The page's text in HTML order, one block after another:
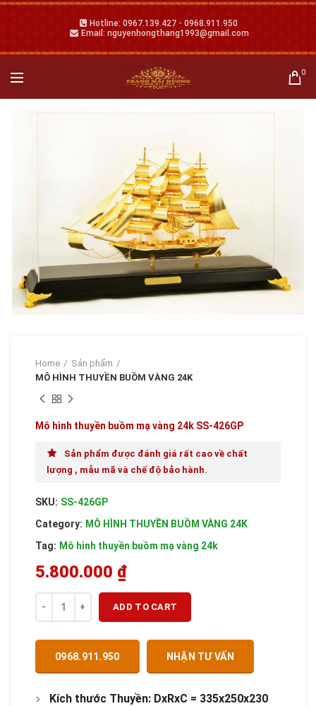
Hotline: 0967.139.427 - 0968.911.950
Email: nguyenhongthang1993@gmail.com
0
Home
Sản phẩm
MÔ HÌNH THUYỀN BUỒM VÀNG 24K
Mô hình thuyền buồm mạ vàng 24k SS-426GP
Sản phẩm được đánh giá rất cao về chất
lượng , mẫu mã và chế độ bảo hành.
SKU: SS-426GP
Category: MÔ HÌNH THUYỀN BUỒM VÀNG 24K
Tag: Mô hình thuyền buồm mạ vàng 24k
5.800.000 ₫
ADD TO CART
0968.911.950 NHẬN TƯ VẤN
Kích thước Thuyền: DxRxC = 335x250x230